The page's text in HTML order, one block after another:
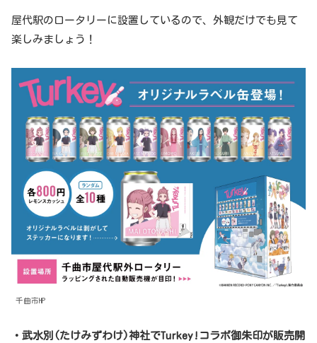
屋代駅のロータリーに設置しているので、外観だけでも見て
楽しみましょう！
千曲市HP
・武水別(たけみずわけ)神社でTurkey!コラボ御朱印が販売開